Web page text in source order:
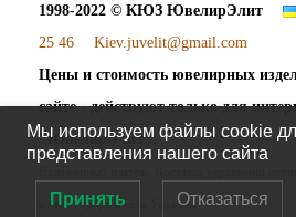
1998-2022 © КЮЗ ЮвелирЭлит
25 46
Kiev.juvelit@gmail.com
Цены и стоимость ювелирных
сайте - действуют только для
"ЮвелирЭлит".
во все города и сёла Украины
Мы используем файлы cookie
представления нашего сайта
Принять Отказаться